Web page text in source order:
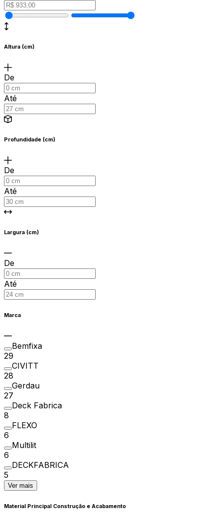
Altura (cm)
De
Até
Profundidade (cm)
De
Até
Largura (cm)
De
Até
Marca
Bemfixa
29
CIVITT
28
Gerdau
27
Deck Fabrica
8
FLEXO
6
Multilit
6
DECKFABRICA
5
Ver mais
Material Principal Construção e Acabamento